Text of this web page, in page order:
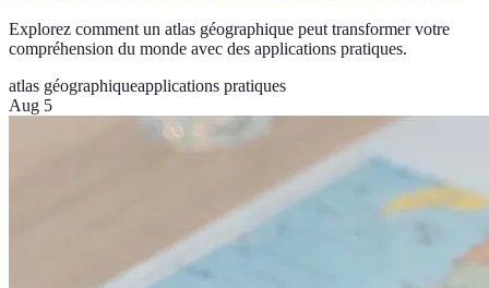
Explorez comment un atlas géographique peut transformer votre
compréhension du monde avec des applications pratiques.
atlas géographiqueapplications pratiques
Aug 5